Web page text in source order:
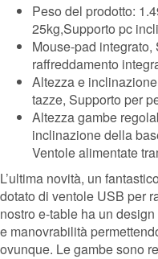
Peso del prodotto:
25kg,Supporto pc
Mouse-pad
raffreddamento
Altezza e
tazze, Supporto per
Altezza gambe
inclinazione della
Ventole alimentate
L’ultima novità, un
dotato di ventole USB per
nostro e-table ha un
e manovrabilità
ovunque. Le gambe sono